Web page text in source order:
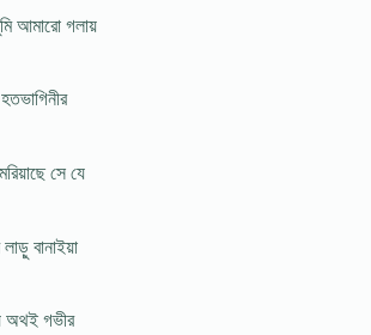
আমারো গলায়
সে যে
বানাইয়া
অথই গভীর